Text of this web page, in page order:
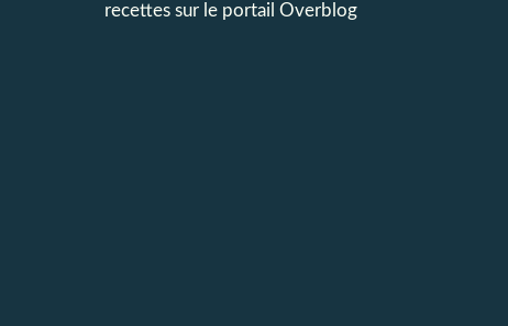
recettes sur le portail Overblog